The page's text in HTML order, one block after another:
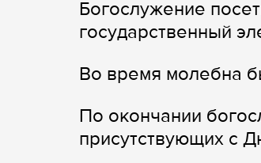
Богослужение
государственный
Во время молебна
По окончании
присутствующих с